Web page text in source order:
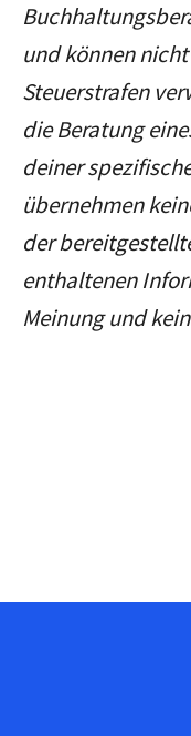
und können
Steuerstrafen
die Beratung
deiner
übernehmen
der
enthaltenen
Meinung und